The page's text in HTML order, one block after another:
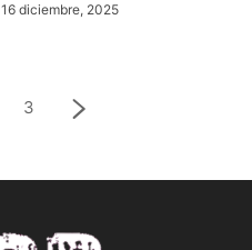
16 diciembre, 2025
3